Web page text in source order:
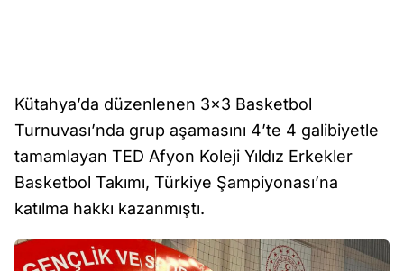
Kütahya’da düzenlenen 3x3 Basketbol
Turnuvası’nda grup aşamasını 4’te 4 galibiyetle
tamamlayan TED Afyon Koleji Yıldız Erkekler
Basketbol Takımı, Türkiye Şampiyonası’na
katılma hakkı kazanmıştı.